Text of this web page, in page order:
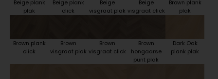
Beige plank
plak
Beige plank
click
Beige
visgraat plak
Beige
visgraat click
Brown plank
plak
Brown plank
click
Brown
visgraat plak
Brown
visgraat click
Brown
hongaarse
punt plak
Dark Oak
plank plak